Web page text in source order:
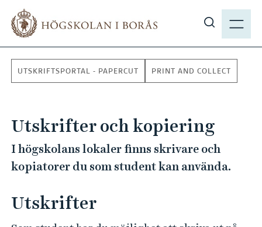
N
Y
i
s
a
k
å
h
UTSKRIFTSPORTAL - PAPERCUT PRINT AND COLLECT
Utskrifter och kopiering
I högskolans lokaler finns skrivare och
kopiatorer du som student kan använda.
Utskrifter